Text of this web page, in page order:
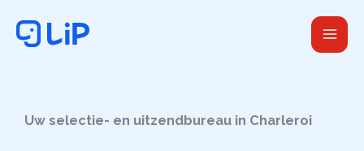
naar
Uw selectie- en uitzendbureau in Charleroi